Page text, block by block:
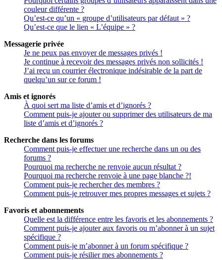
couleur différente ?
Qu’est-ce qu’un « groupe d’utilisateurs par défaut » ?
Qu’est-ce que le lien « L’équipe » ?
Messagerie privée
Je ne peux pas envoyer de messages privés !
Je continue à recevoir des messages privés non sollicités !
J’ai reçu un courrier électronique indésirable de la part de
quelqu’un sur ce forum !
Amis et ignorés
À quoi sert ma liste d’amis et d’ignorés ?
Comment puis-je ajouter ou supprimer des utilisateurs de ma
liste d’amis et d’ignorés ?
Recherche dans les forums
Comment puis-je effectuer une recherche dans un ou des
forums ?
Pourquoi ma recherche ne renvoie aucun résultat ?
Pourquoi ma recherche renvoie à une page blanche ?!
Comment puis-je rechercher des membres ?
Comment puis-je retrouver mes propres messages et sujets ?
Favoris et abonnements
Quelle est la différence entre les favoris et les abonnements ?
Comment puis-je ajouter aux favoris ou m’abonner à un sujet
spécifique ?
Comment puis-je m’abonner à un forum spécifique ?
Comment puis-je résilier mes abonnements ?